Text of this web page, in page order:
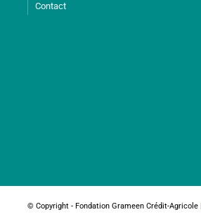
Contact
© Copyright - Fondation Grameen Crédit-Agricole |